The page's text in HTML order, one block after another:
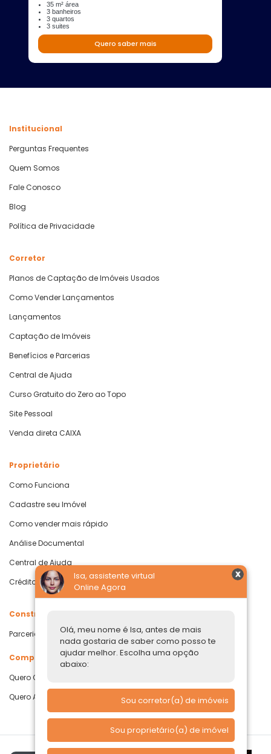
35 m² área
3 banheiros
3 quartos
3 suites
Quero saber mais
Isa, assistente virtual
Online Agora
Olá, meu nome é Isa, antes de mais
nada gostaria de saber como posso te
ajudar melhor. Escolha uma opção
abaixo:
Sou corretor(a) de imóveis
Sou proprietário(a) de imóvel
Institucional
Perguntas Frequentes
Quem Somos
Fale Conosco
Blog
Política de Privacidade
Corretor
Planos de Captação de Imóveis Usados
Como Vender Lançamentos
Lançamentos
Captação de Imóveis
Benefícios e Parcerias
Central de Ajuda
Curso Gratuito do Zero ao Topo
Site Pessoal
Venda direta CAIXA
Proprietário
Como Funciona
Cadastre seu Imóvel
Como vender mais rápido
Análise Documental
Central de Ajuda
Crédito com Garantia de Imóvel
Construtoras
Parcerias Imobiliárias
Comprar ou alugar
Quero Comprar
Quero Alugar